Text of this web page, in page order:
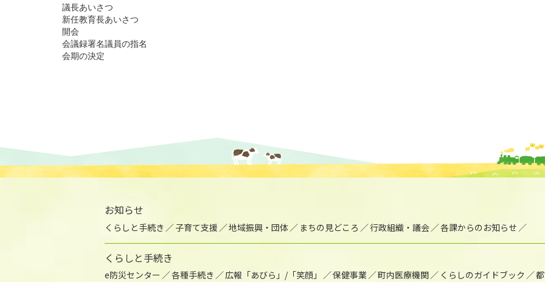
議長あいさつ
新任教育長あいさつ
開会
会議録署名議員の指名
会期の決定
お知らせ
くらしと手続き 子育て支援 地域振興・団体 まちの見どころ 行政組織・議会 各課からのお知らせ
くらしと手続き
e防災センター 各種手続き 広報「あびら」/「笑顔」 保健事業 町内医療機関 くらしのガイドブック